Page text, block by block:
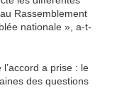
Rassemblement
nationale », a-t-
l’accord a prise : le
des questions